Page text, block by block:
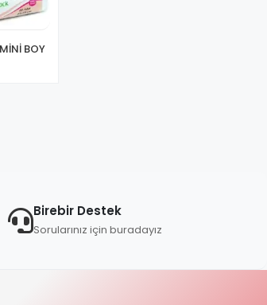
BOY
Birebir Destek
Sorularınız için buradayız